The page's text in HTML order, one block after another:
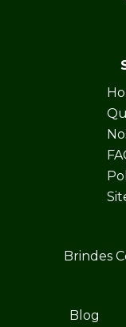
Brindes
Blog